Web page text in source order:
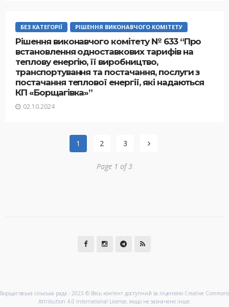
БЕЗ КАТЕГОРІЇ РІШЕННЯ ВИКОНАВЧОГО КОМІТЕТУ
Рішення виконавчого комітету № 633 “Про
встановлення одноставкових тарифів на
теплову енергію, її виробництво,
транспортування та постачання, послуги з
постачання теплової енергії, які надаються
КП «Борщагівка»”
02.10.2024
1 2 3
Page 1 of 3
Борщагівська сільська рада - 2023 © Весь контент доступний за ліцензією Creative Commons
Attribution 4.0 International License, якщо не зазначено інше.